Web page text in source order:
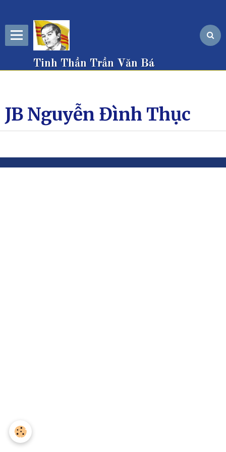
Tinh Thần Trần Văn Bá
JB Nguyễn Đình Thục